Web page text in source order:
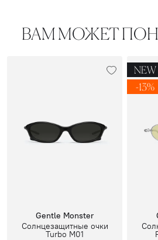
ВАМ МОЖЕТ
Gentle Monster
Солнцезащитные очки
Turbo M01
NEW
-13%